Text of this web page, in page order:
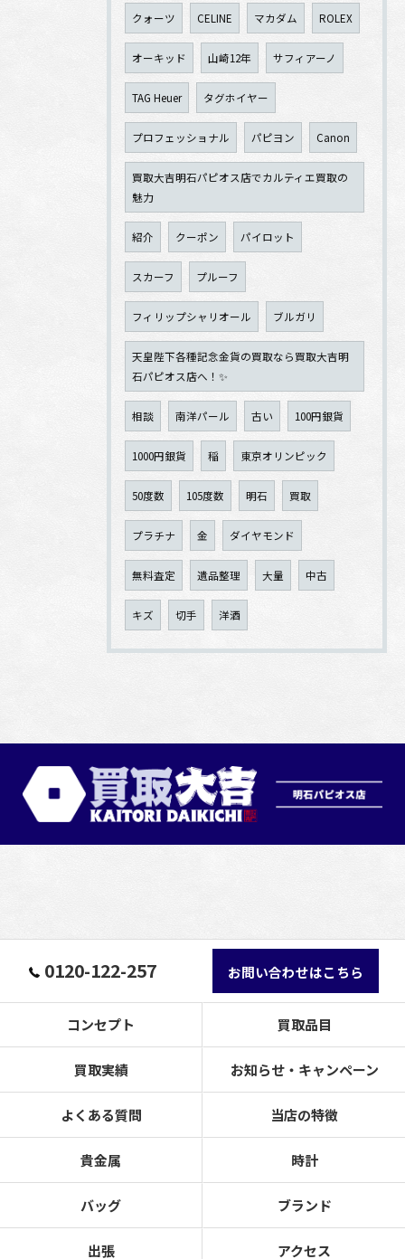
クォーツ CELINE マカダム ROLEX
オーキッド 山崎12年 サフィアーノ
TAG Heuer タグホイヤー
プロフェッショナル パピヨン Canon
買取大吉明石パピオス店でカルティエ買取の
魅力
紹介 クーポン パイロット
スカーフ プルーフ
フィリップシャリオール ブルガリ
天皇陛下各種記念金貨の買取なら買取大吉明
石パピオス店へ！✨
相談 南洋パール 古い 100円銀貨
1000円銀貨 稲 東京オリンピック
50度数 105度数 明石 買取
プラチナ 金 ダイヤモンド
無料査定 遺品整理 大量 中古
キズ 切手 洋酒
0120-122-257 お問い合わせはこちら
コンセプト 買取品目
買取実績 お知らせ・キャンペーン
よくある質問 当店の特徴
貴金属 時計
バッグ ブランド
出張 アクセス